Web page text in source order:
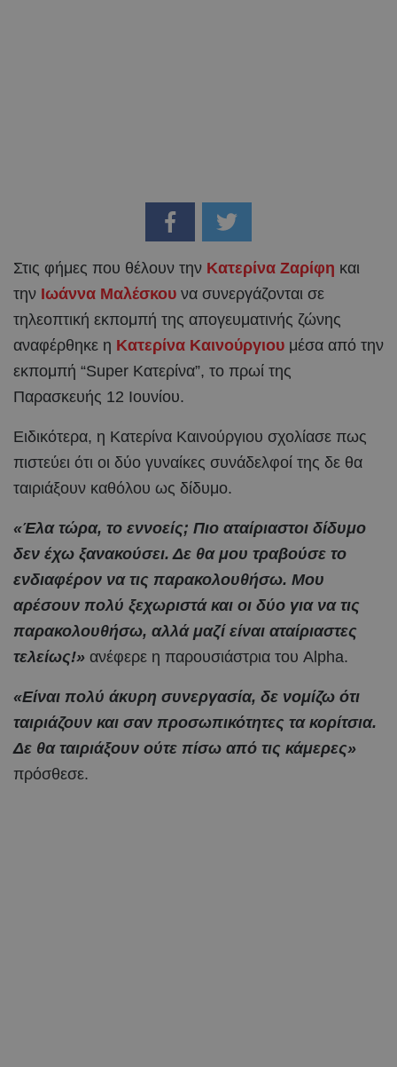
Στις φήμες που θέλουν την Κατερίνα Ζαρίφη και
την Ιωάννα Μαλέσκου να συνεργάζονται σε
τηλεοπτική εκπομπή της απογευματινής ζώνης
αναφέρθηκε η Κατερίνα Καινούργιου μέσα από την
εκπομπή “Super Κατερίνα”, το πρωί της
Παρασκευής 12 Ιουνίου.
Ειδικότερα, η Κατερίνα Καινούργιου σχολίασε πως
πιστεύει ότι οι δύο γυναίκες συνάδελφοί της δε θα
ταιριάξουν καθόλου ως δίδυμο.
«Έλα τώρα, το εννοείς; Πιο αταίριαστοι δίδυμο
δεν έχω ξανακούσει. Δε θα μου τραβούσε το
ενδιαφέρον να τις παρακολουθήσω. Μου
αρέσουν πολύ ξεχωριστά και οι δύο για να τις
παρακολουθήσω, αλλά μαζί είναι αταίριαστες
τελείως!» ανέφερε η παρουσιάστρια του Alpha.
«Είναι πολύ άκυρη συνεργασία, δε νομίζω ότι
ταιριάζουν και σαν προσωπικότητες τα κορίτσια.
Δε θα ταιριάξουν ούτε πίσω από τις κάμερες»
πρόσθεσε.